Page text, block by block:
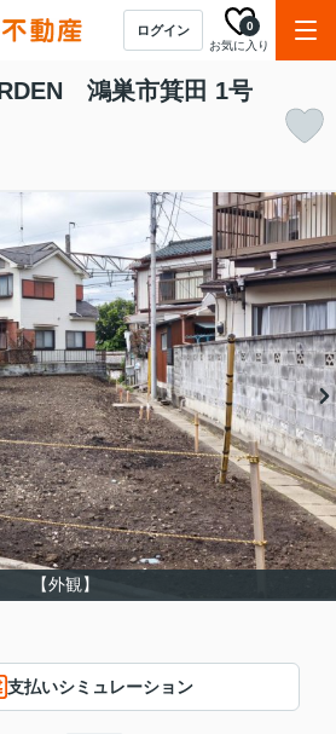
ログイン
お気に入り
0
鴻巣市箕田 1号
【外観】
支払いシミュレーション